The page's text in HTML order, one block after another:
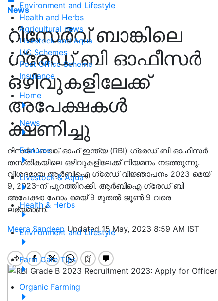
Environment and Lifestyle
Health and Herbs
Agricultural news
Livestock and Aqua
LIC Schemes
Post Office Scheme
Insurance
Home
News
Features
Livestock & Aqua
Health & Herbs
Environment and Lifestyle
Farm Care Tips
Organic Farming
News
റിസേർവ് ബാങ്കിലെ
ഗ്രേഡ് ബി ഓഫീസർ
ഒഴിവുകളിലേക്ക്
അപേക്ഷകൾ
ക്ഷണിച്ചു
റിസർവ് ബാങ്ക് ഓഫ് ഇന്ത്യ (RBI) ഗ്രേഡ് ബി ഓഫീസർ
തസ്‌തികയിലെ ഒഴിവുകളിലേക്ക് നിയമനം നടത്തുന്നു.
വിശദമായ ആർബിഐ ഗ്രേഡ് വിജ്ഞാപനം 2023 മെയ്
9, 2023-ന് പുറത്തിറക്കി. ആർബിഐ ഗ്രേഡ് ബി
അപേക്ഷാ ഫോം മെയ് 9 മുതൽ ജൂൺ 9 വരെ
ലഭ്യമാണ്.
Meera Sandeep Updated 15 May, 2023 8:59 AM IST